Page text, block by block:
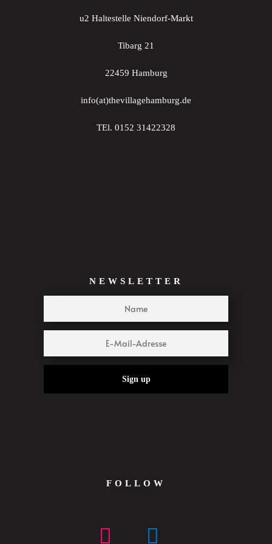
u2 Haltestelle Niendorf-Markt
Tibarg 21
22459 Hamburg
info(at)thevillagehamburg.de
TEl. 0152 31422328
NEWSLETTER
Sign up
FOLLOW